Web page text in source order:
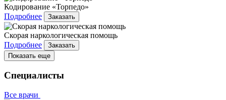
Кодирование «Торпедо»
Подробнее
Заказать
Скорая наркологическая помощь
Подробнее
Заказать
Показать еще
Специалисты
Все врачи